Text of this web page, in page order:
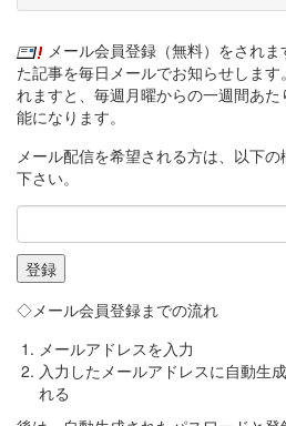
メール会員登録（無料）をされ
た記事を毎日メールでお知らせしま
れますと、毎週月曜からの一週間あ
能になります。
メール配信を希望される方は、以下
下さい。
◇メール会員登録までの流れ
メールアドレスを入力
入力したメールアドレスに自動生
れる